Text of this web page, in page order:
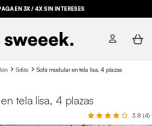
EN 3X / 4X SIN INTERESES
Sofás Sofá modular en tela lisa, 4 plazas
tela lisa, 4 plazas
3.8 (4)